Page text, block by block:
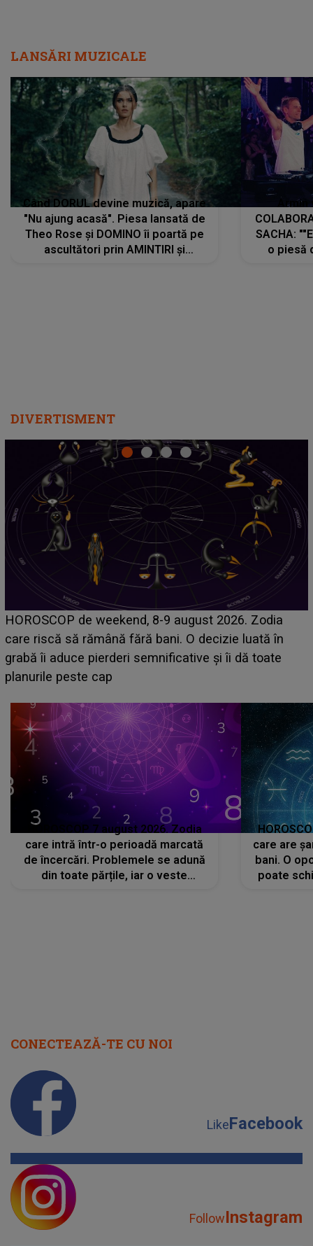
LANSĂRI MUZICALE
Când DORUL devine muzică, apare
"Nu ajung acasă". Piesa lansată de
Theo Rose și DOMINO îi poartă pe
ascultători prin AMINTIRI și
SACHA:
o piesă
DIVERTISMENT
Emanuel a ținut ACEST DETALIU ASCUNS până
acum! În fața Alexandrei, concurentul din Casa Iubirii
face o MĂRTURISIRE NEAȘTEPTATĂ despre mama
sa: "I-am spus și ei în față, eu nu te iubesc pentru
HOROSCOP 7 august 2026. Zodia
care intră într-o perioadă marcată
de încercări. Problemele se adună
din toate părțile, iar o veste
care are
bani. O
poate
CONECTEAZĂ-TE CU NOI
LikeFacebook
FollowInstagram